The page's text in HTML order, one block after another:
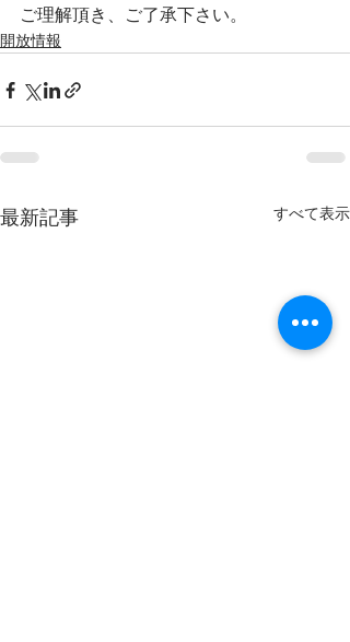
ご理解頂き、ご了承下さい。
開放情報
最新記事 すべて表示